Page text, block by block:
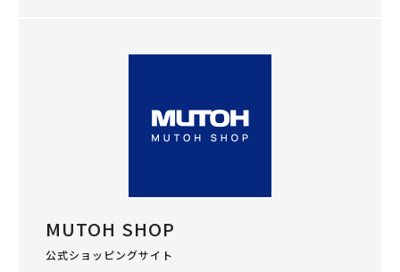
MUTOH SHOP
公式ショッピングサイト